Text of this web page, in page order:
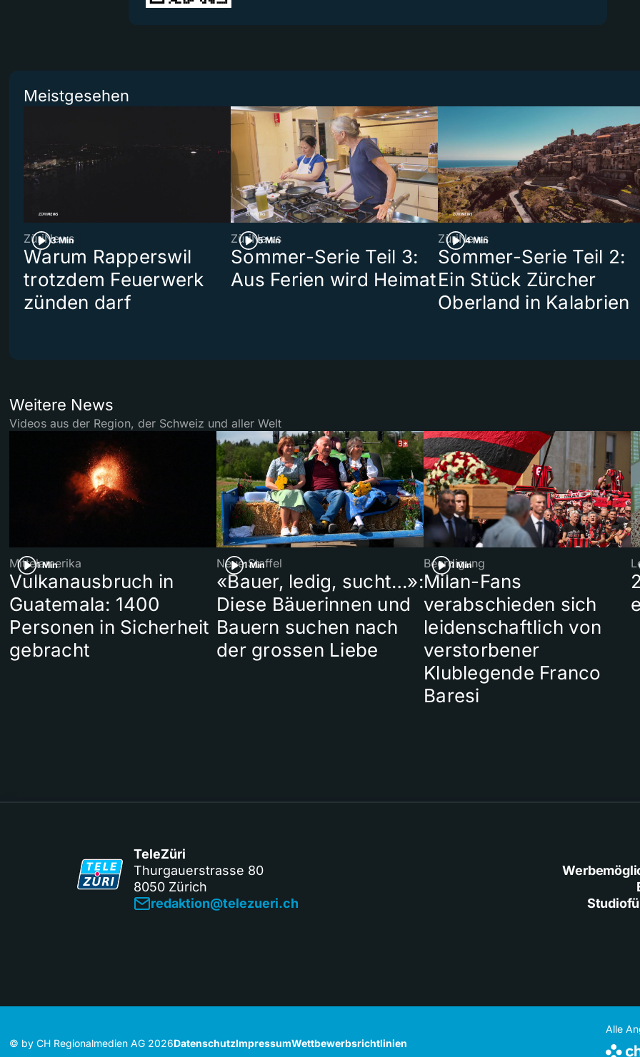
Meistgesehen
3 Min
ZüriNews
Warum Rapperswil
trotzdem Feuerwerk
zünden darf
5 Min
ZüriNews
Sommer-Serie Teil 3:
Aus Ferien wird Heimat
4 Min
ZüriNews
Sommer-Serie Teil 2:
Ein Stück Zürcher
Oberland in Kalabrien
Weitere News
Videos aus der Region, der Schweiz und aller Welt
1 Min
Mittelamerika
Vulkanausbruch in
Guatemala: 1400
Personen in Sicherheit
gebracht
1 Min
Neue Staffel
«Bauer, ledig, sucht…»:
Diese Bäuerinnen und
Bauern suchen nach
der grossen Liebe
1 Min
Beerdigung
Milan-Fans
verabschieden sich
leidenschaftlich von
verstorbener
Klublegende Franco
Baresi
TeleZüri
Thurgauerstrasse 80
8050 Zürich
redaktion@telezueri.ch
© by CH Regionalmedien AG 2026DatenschutzImpressumWettbewerbsrichtlinien
Alle